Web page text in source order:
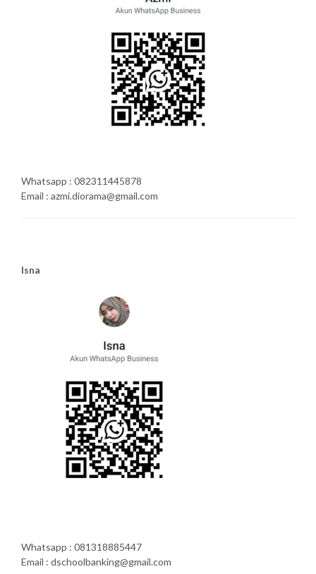
Whatsapp : 082311445878
Email : azmi.diorama@gmail.com
Isna
Whatsapp : 081318885447
Email : dschoolbanking@gmail.com